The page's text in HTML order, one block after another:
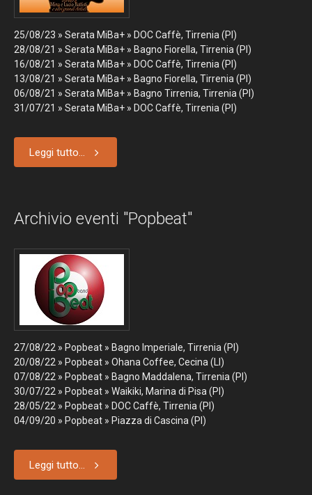
25/08/23 » Serata MiBa+ » DOC Caffè, Tirrenia (PI)
28/08/21 » Serata MiBa+ » Bagno Fiorella, Tirrenia (PI)
16/08/21 » Serata MiBa+ » DOC Caffè, Tirrenia (PI)
13/08/21 » Serata MiBa+ » Bagno Fiorella, Tirrenia (PI)
06/08/21 » Serata MiBa+ » Bagno Tirrenia, Tirrenia (PI)
31/07/21 » Serata MiBa+ » DOC Caffè, Tirrenia (PI)
Leggi tutto...
Archivio eventi "Popbeat"
27/08/22 » Popbeat » Bagno Imperiale, Tirrenia (PI)
20/08/22 » Popbeat » Ohana Coffee, Cecina (LI)
07/08/22 » Popbeat » Bagno Maddalena, Tirrenia (PI)
30/07/22 » Popbeat » Waikiki, Marina di Pisa (PI)
28/05/22 » Popbeat » DOC Caffè, Tirrenia (PI)
04/09/20 » Popbeat » Piazza di Cascina (PI)
Leggi tutto...